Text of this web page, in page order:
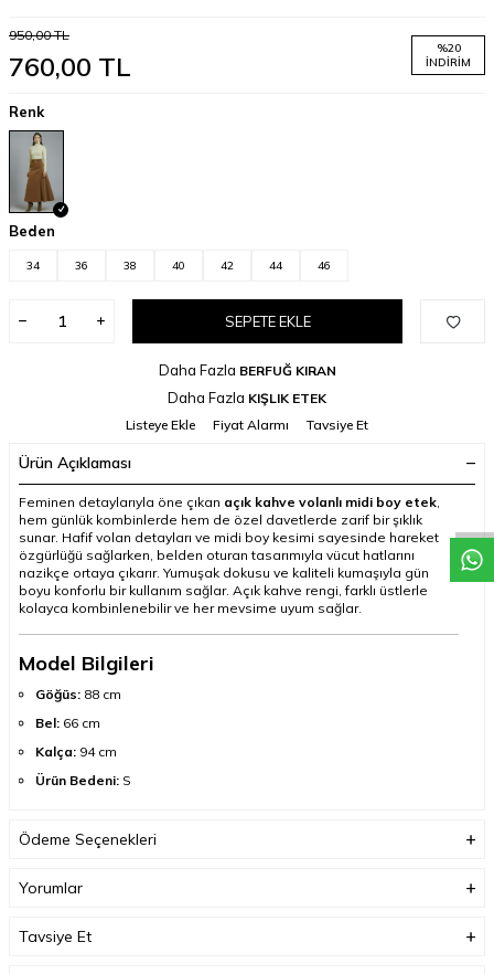
950,00TL
760,00 TL
%20
İNDIRIM
Renk
Beden
34 36 38 40 42 44 46
SEPETE EKLE
Daha Fazla BERFUĞ KIRAN
Daha Fazla KIŞLIK ETEK
Listeye Ekle
Fiyat Alarmı Tavsiye Et
Ürün Açıklaması
Feminen detaylarıyla öne çıkan açık kahve volanlı midi boy etek,
hem günlük kombinlerde hem de özel davetlerde zarif bir şıklık
sunar. Hafif volan detayları ve midi boy kesimi sayesinde hareket
özgürlüğü sağlarken, belden oturan tasarımıyla vücut hatlarını
nazikçe ortaya çıkarır. Yumuşak dokusu ve kaliteli kumaşıyla gün
boyu konforlu bir kullanım sağlar. Açık kahve rengi, farklı üstlerle
kolayca kombinlenebilir ve her mevsime uyum sağlar.
Model Bilgileri
Göğüs: 88 cm
Bel: 66 cm
Kalça: 94 cm
Ürün Bedeni: S
Ödeme Seçenekleri
Yorumlar
Tavsiye Et